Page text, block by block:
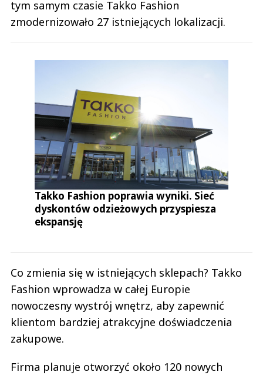
tym samym czasie Takko Fashion
zmodernizowało 27 istniejących lokalizacji.
Takko Fashion poprawia wyniki. Sieć
dyskontów odzieżowych przyspiesza
ekspansję
Co zmienia się w istniejących sklepach? Takko
Fashion wprowadza w całej Europie
nowoczesny wystrój wnętrz, aby zapewnić
klientom bardziej atrakcyjne doświadczenia
zakupowe.
Firma planuje otworzyć około 120 nowych